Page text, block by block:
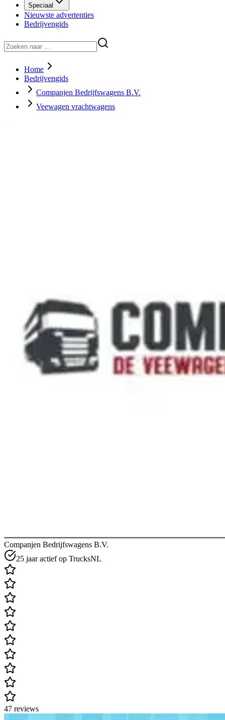
Speciaal
Nieuwste advertenties
Bedrijvengids
Home
Bedrijvengids
Companjen Bedrijfswagens B.V.
Veewagen vrachtwagens
Companjen Bedrijfswagens B.V.
25 jaar actief op TrucksNL
47 reviews